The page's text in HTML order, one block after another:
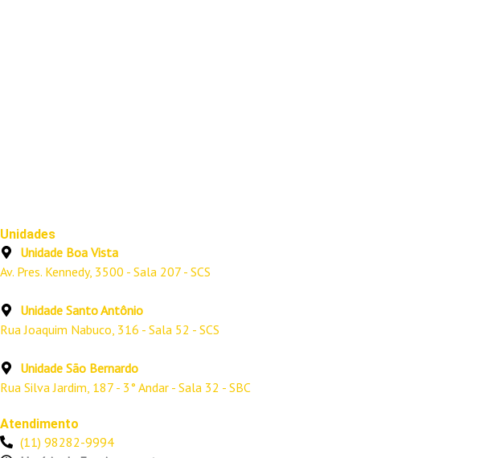
Unidades
Unidade Boa Vista
Av. Pres. Kennedy, 3500 - Sala 207 - SCS
Unidade Santo Antônio
Rua Joaquim Nabuco, 316 - Sala 52 - SCS
Unidade São Bernardo
Rua Silva Jardim, 187 - 3° Andar - Sala 32 - SBC
Atendimento
(11) 98282-9994